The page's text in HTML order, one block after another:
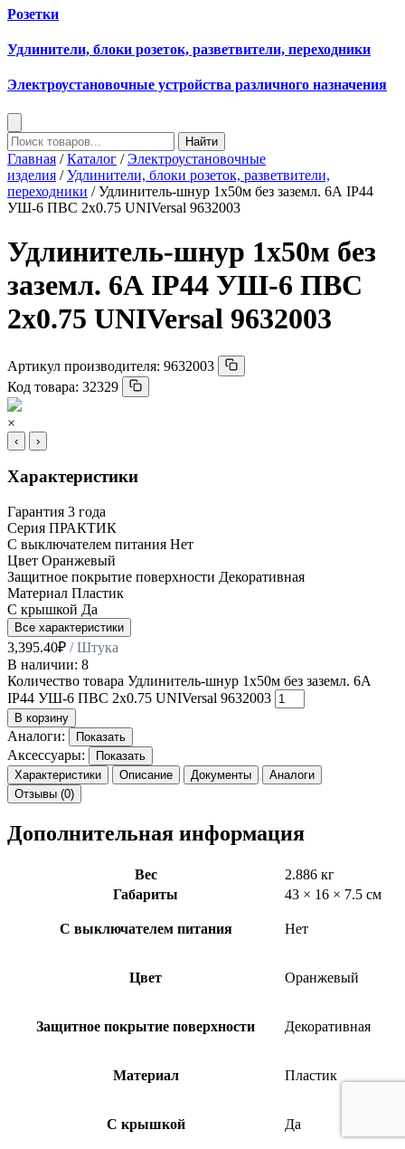
Розетки
Удлинители, блоки розеток, разветвители, переходники
Электроустановочные устройства различного назначения
Найти
Главная /Каталог /Электроустановочные
изделия /Удлинители, блоки розеток, разветвители,
переходники / Удлинитель-шнур 1х50м без заземл. 6А IP44
УШ-6 ПВС 2х0.75 UNIVersal 9632003
Удлинитель-шнур 1х50м без
заземл. 6А IP44 УШ-6 ПВС
2х0.75 UNIVersal 9632003
Артикул производителя: 9632003
Код товара: 32329
×
‹ ›
Характеристики
Гарантия 3 года
Серия ПРАКТИК
С выключателем питания Нет
Цвет Оранжевый
Защитное покрытие поверхности Декоративная
Материал Пластик
С крышкой Да
Все характеристики
3,395.40₽ / Штука
В наличии: 8
Количество товара Удлинитель-шнур 1х50м без заземл. 6А
IP44 УШ-6 ПВС 2х0.75 UNIVersal 9632003
В корзину
Аналоги: Показать
Аксессуары:
Показать
Характеристики
Описание Документы
Аналоги
Отзывы (0)
Дополнительная информация
Вес
2.886 кг
Габариты
43 × 16 × 7.5 см
С выключателем питания Нет
Цвет Оранжевый
Защитное покрытие поверхности Декоративная
Материал Пластик
С крышкой Да